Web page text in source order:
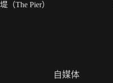
堤（The Pier）
自媒体